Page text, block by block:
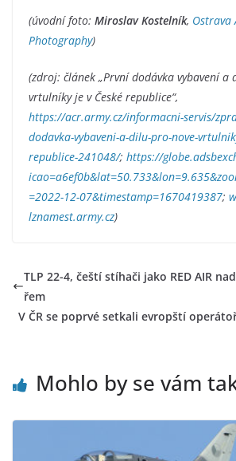
(úvodní foto: Miroslav Kostelník,
Photography)
(zdroj: článek „První dodávka vybavení a
vrtulníky je v České republice“,
https://acr.army.cz/informacni-servis/
dodavka-vybaveni-a-dilu-pro-nove-
republice-241048/; https://
=2022-12-07&timestamp=1670419387;
lznamest.army.cz)
TLP 22-4, čeští stíhači jako RED AIR
řem
V ČR se poprvé setkali evropští
Mohlo by se vám